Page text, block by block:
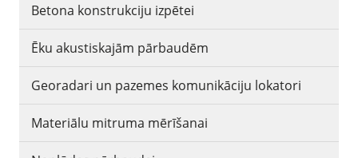
Betona konstrukciju izpētei
Ēku akustiskajām pārbaudēm
Georadari un pazemes komunikāciju lokatori
Materiālu mitruma mērīšanai